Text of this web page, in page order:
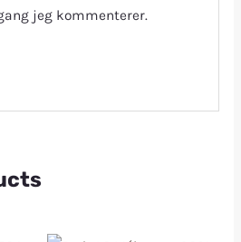
jeg kommenterer.